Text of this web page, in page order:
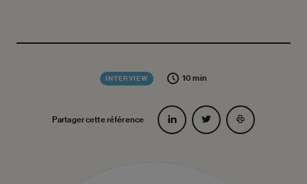
INTERVIEW 10 min
Partager cette référence